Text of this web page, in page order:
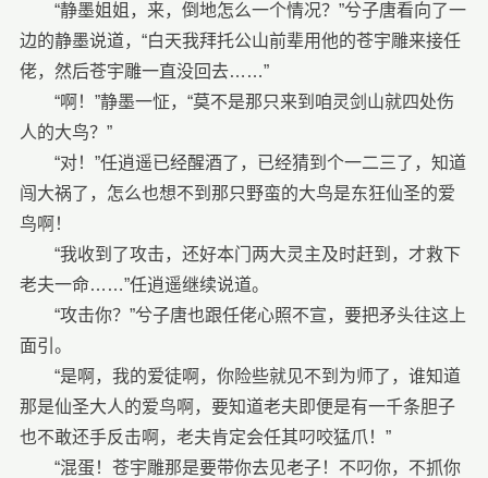
“静墨姐姐，来，倒地怎么一个情况？”兮子唐看向了一
边的静墨说道，“白天我拜托公山前辈用他的苍宇雕来接任
佬，然后苍宇雕一直没回去……”
“啊！”静墨一怔，“莫不是那只来到咱灵剑山就四处伤
人的大鸟？”
“对！”任逍遥已经醒酒了，已经猜到个一二三了，知道
闯大祸了，怎么也想不到那只野蛮的大鸟是东狂仙圣的爱
鸟啊！
“我收到了攻击，还好本门两大灵主及时赶到，才救下
老夫一命……”任逍遥继续说道。
“攻击你？”兮子唐也跟任佬心照不宣，要把矛头往这上
面引。
“是啊，我的爱徒啊，你险些就见不到为师了，谁知道
那是仙圣大人的爱鸟啊，要知道老夫即便是有一千条胆子
也不敢还手反击啊，老夫肯定会任其叼咬猛爪！”
“混蛋！苍宇雕那是要带你去见老子！不叼你，不抓你